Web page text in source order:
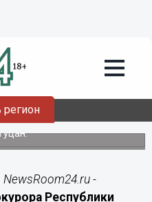
регион
Терентьев
в Ростове-на-
стал Южный
подписал
-
Республики